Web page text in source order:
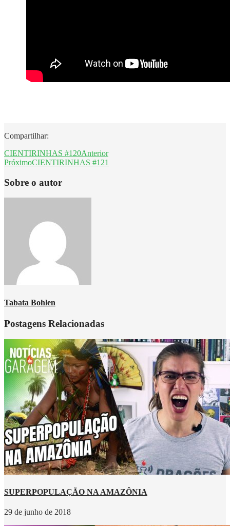
Compartilhar:
CIENTIRINHAS #120Anterior
PróximoCIENTIRINHAS #121
Sobre o autor
Tabata Bohlen
Postagens Relacionadas
SUPERPOPULAÇÃO NA AMAZÔNIA
29 de junho de 2018